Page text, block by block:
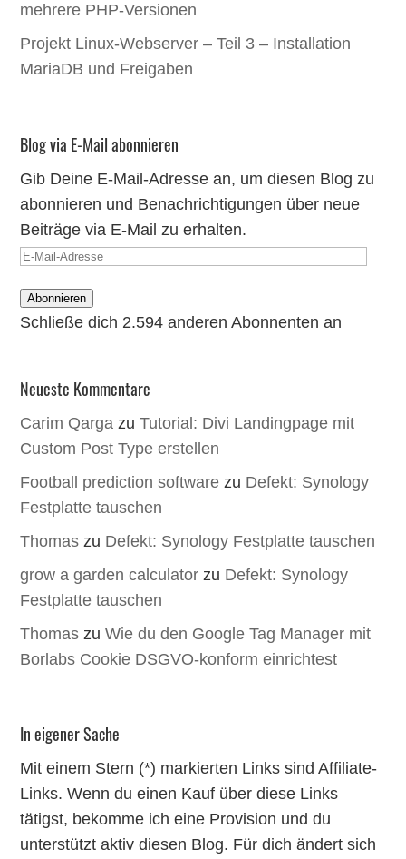
mehrere PHP-Versionen
Projekt Linux-Webserver – Teil 3 – Installation
MariaDB und Freigaben
Blog via E-Mail abonnieren
Gib Deine E-Mail-Adresse an, um diesen Blog zu
abonnieren und Benachrichtigungen über neue
Beiträge via E-Mail zu erhalten.
E-
Adresse
Abonnieren
Schließe dich 2.594 anderen Abonnenten an
Neueste Kommentare
Carim Qarga zuTutorial: Divi Landingpage mit
Custom Post Type erstellen
Football prediction software zu Defekt: Synology
Festplatte tauschen
Thomas zu Defekt: Synology Festplatte tauschen
grow a garden calculator zu Defekt: Synology
Festplatte tauschen
Thomas zuWie du den Google Tag Manager mit
Borlabs Cookie DSGVO-konform einrichtest
In eigener Sache
Mit einem Stern (*) markierten Links sind Affiliate-
Links. Wenn du einen Kauf über diese Links
tätigst, bekomme ich eine Provision und du
unterstützt aktiv diesen Blog. Für dich ändert sich